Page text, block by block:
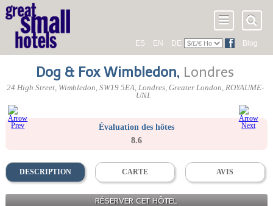
ES EN DE Blog
Dog & Fox Wimbledon, Londres
24 High Street, Wimbledon, SW19 5EA, Londres, Greater London, ROYAUME-
UNI.
Évaluation des hôtes
8.6
DESCRIPTION CARTE AVIS
RÉSERVER CET HÔTEL